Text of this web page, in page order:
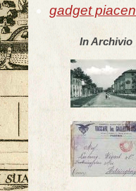
gadget
In Archivio